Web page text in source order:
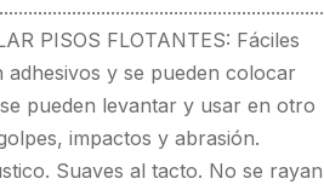
PISOS FLOTANTES: Fáciles
adhesivos y se pueden colocar
pueden levantar y usar en otro
impactos y abrasión.
Suaves al tacto. No se rayan